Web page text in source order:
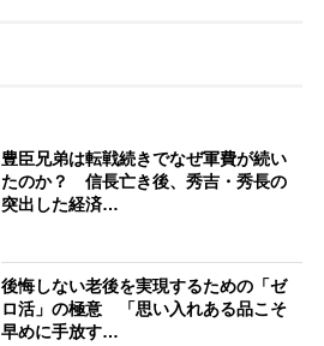
豊臣兄弟は転戦続きでなぜ軍費が続い
たのか？ 信長亡き後、秀吉・秀長の
突出した経済…
後悔しない老後を実現するための「ゼ
ロ活」の極意 「思い入れある品こそ
早めに手放す…